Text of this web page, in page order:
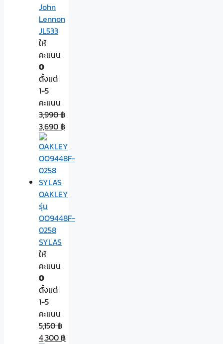
John
Lennon
JL533
ให้
คะแนน
0
ตั้งแต่
1-5
คะแนน
3,990฿
3,690 ฿
OAKLEY
รุ่น
OO9448F-
0258
SYLAS
ให้
คะแนน
0
ตั้งแต่
1-5
คะแนน
5,150฿
4,300 ฿